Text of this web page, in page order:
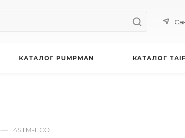
КАТАЛОГ PUMPMAN КАТАЛОГ
— 4STM-ECO